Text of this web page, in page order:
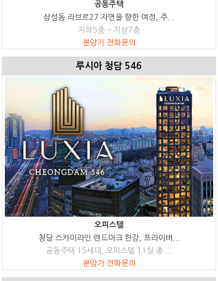
공동주택
삼성동 라브르27 자연을 향한 여정, 주...
지하5층 ~ 지상7층
분양가 전화문의
루시아 청담 546
오피스텔
청담 스카이라인 랜드마크 한강, 프라이버...
공동주택 15세대, 오피스텔 11실 총 ...
분양가 전화문의